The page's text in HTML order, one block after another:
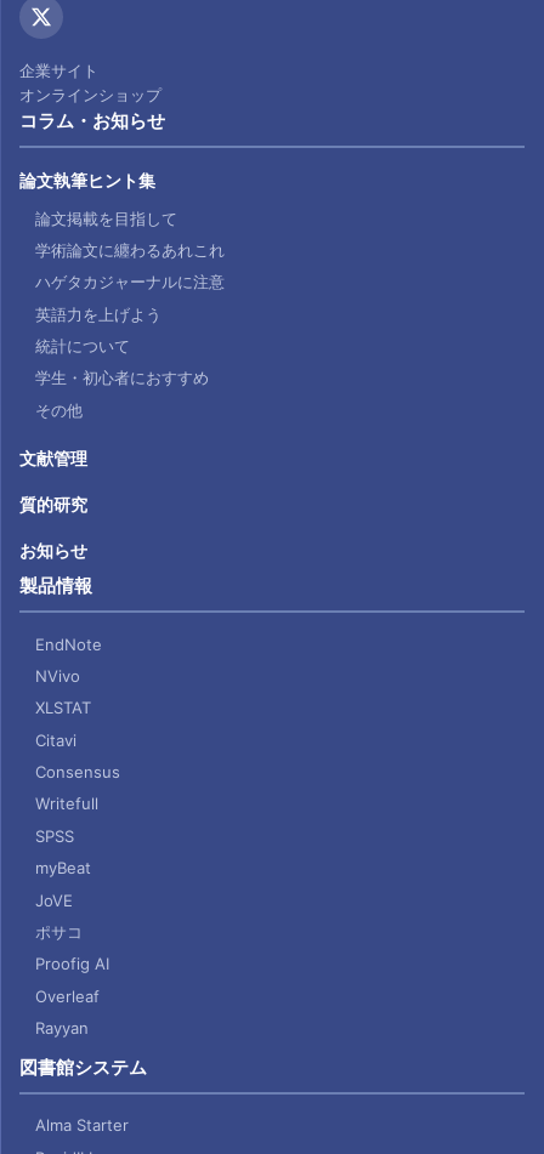
企業サイト
オンラインショップ
コラム・お知らせ
論文執筆ヒント集
論文掲載を目指して
学術論文に纏わるあれこれ
ハゲタカジャーナルに注意
英語力を上げよう
統計について
学生・初心者におすすめ
その他
文献管理
質的研究
お知らせ
製品情報
EndNote
NVivo
XLSTAT
Citavi
Consensus
Writefull
SPSS
myBeat
JoVE
ポサコ
Proofig AI
Overleaf
Rayyan
図書館システム
Alma Starter